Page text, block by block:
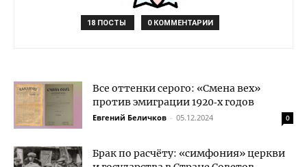
18 ПОСТЫ 0 КОММЕНТАРИИ
Все оттенки серого: «Смена вех»
против эмиграции 1920‑х годов
Евгений Беличков - 05.12.2024 0
Брак по расчёту: «симфония» церкви